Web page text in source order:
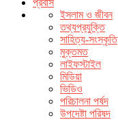
প্রবাস
ইসলাম ও জীবন
তথ্যপ্রযুক্তি
সাহিত্য-সংস্কৃতি
মুক্তমত
লাইফস্টাইল
মিডিয়া
ভিডিও
পরিচালনা পর্ষদ
উপদেষ্টা পরিষদ